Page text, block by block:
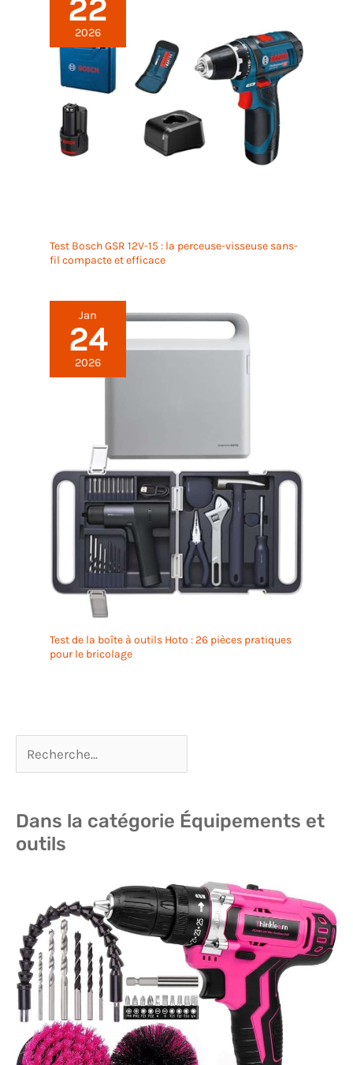
22
2026
Test Bosch GSR 12V-15 : la perceuse-visseuse sans-
fil compacte et efficace
Jan
24
2026
Test de la boîte à outils Hoto : 26 pièces pratiques
pour le bricolage
Dans la catégorie Équipements et
outils